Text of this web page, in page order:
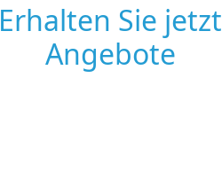
Erhalten Sie jetzt
Angebote